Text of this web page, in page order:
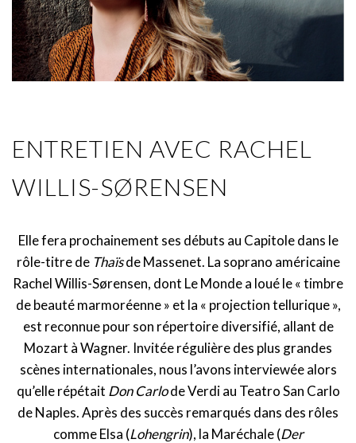
ENTRETIEN AVEC RACHEL
WILLIS-SØRENSEN
Elle fera prochainement ses débuts au Capitole dans le
rôle-titre de Thaïsde Massenet. La soprano américaine
Rachel Willis-Sørensen, dont Le Monde a loué le « timbre
de beauté marmoréenne » et la « projection tellurique »,
est reconnue pour son répertoire diversifié, allant de
Mozart à Wagner. Invitée régulière des plus grandes
scènes internationales, nous l’avons interviewée alors
qu’elle répétait Don Carlode Verdi au Teatro San Carlo
de Naples. Après des succès remarqués dans des rôles
comme Elsa (Lohengrin), la Maréchale (Der